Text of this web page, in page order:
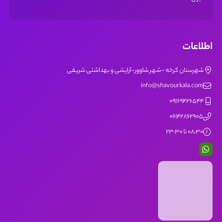
اطلاعات
شهرستان کرخه -شهر شاوور-آرایشی و بهداشتی شریفی
info@shavourkala.com
09169426544
06142862905
08:30 تا 23:30